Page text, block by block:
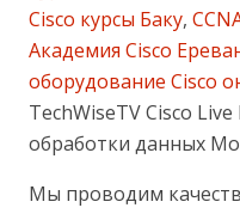
Cisco курсы Баку,
Академия Cisco
оборудование Cisco
TechWiseTV Cisco
обработки данных
Мы проводим